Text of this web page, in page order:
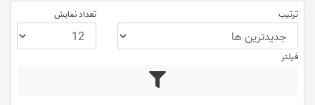
ترتیب تعداد نمایش
فیلتر